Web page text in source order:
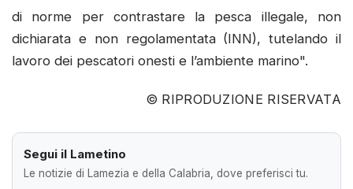
di norme per contrastare la pesca illegale, non
dichiarata e non regolamentata (INN), tutelando il
lavoro dei pescatori onesti e l’ambiente marino".
© RIPRODUZIONE RISERVATA
Segui il Lametino
Le notizie di Lamezia e della Calabria, dove preferisci tu.